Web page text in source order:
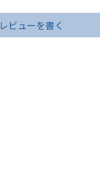
レビューを書く